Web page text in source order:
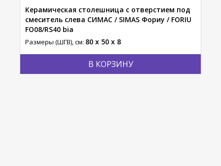
В КОРЗИНУ
Керамическая столешница с отверстием под
смеситель слева СИМАС / SIMAS Фориу / FORIU
FO08/RS40 bia
Размеры (ШГВ), см: 80 x 50 x 8